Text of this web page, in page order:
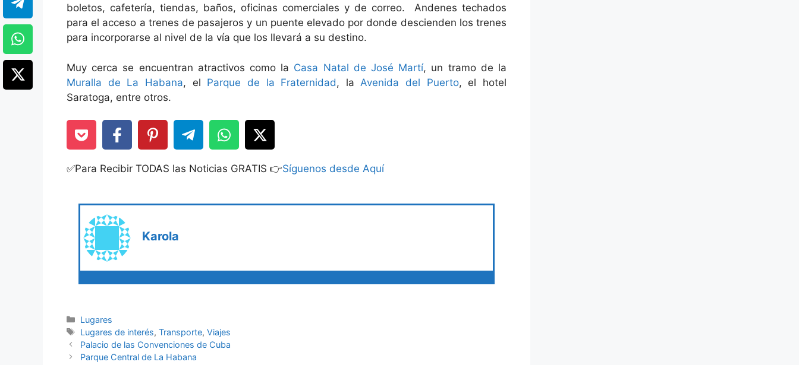
boletos, cafetería, tiendas, baños, oficinas comerciales y de correo. Andenes techados
para el acceso a trenes de pasajeros y un puente elevado por donde descienden los trenes
para incorporarse al nivel de la vía que los llevará a su destino.
Muy cerca se encuentran atractivos como la Casa Natal de José Martí, un tramo de la
Muralla de La Habana, el Parque de la Fraternidad, la Avenida del Puerto, el hotel
Saratoga, entre otros.
✅Para Recibir TODAS las Noticias GRATIS 👉Síguenos desde Aquí
Karola
Categories
Lugares
Tags
Lugares de interés,Transporte,Viajes
Palacio de las Convenciones de Cuba
Parque Central de La Habana